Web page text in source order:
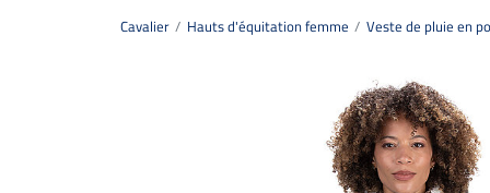
Cavalier Hauts d'équitation femme Veste de pluie en